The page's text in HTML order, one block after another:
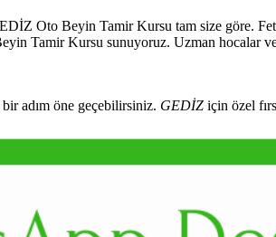
Oto Beyin Tamir Kursu tam size göre.
Tamir Kursu sunuyoruz. Uzman hocalar
adım öne geçebilirsiniz. GEDİZ için özel